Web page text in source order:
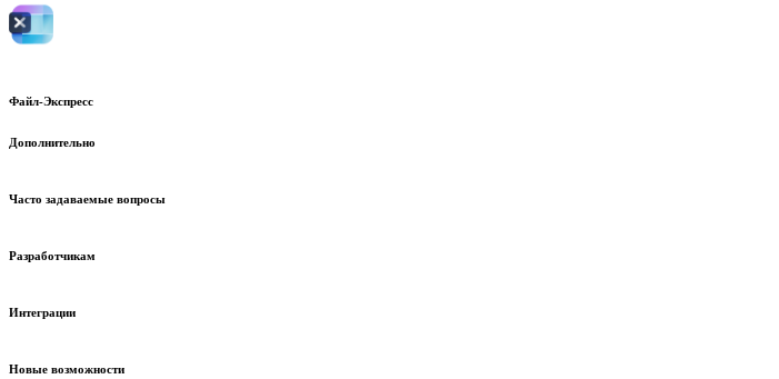
Файл-Экспресс
Дополнительно
Часто задаваемые вопросы
Разработчикам
Интеграции
Новые возможности